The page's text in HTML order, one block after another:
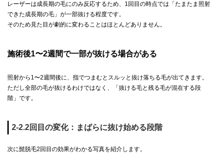
レーザーは成長期の毛にのみ反応するため、1回目の時点では「たまたま照射
できた成長期の毛」が一部抜ける程度です。
そのため見た目が劇的に変わることはほとんどありません。
施術後1〜2週間で一部が抜ける場合がある
照射から1〜2週間後に、指でつまむとスルッと抜け落ちる毛が出てきます。
ただし全部の毛が抜けるわけではなく、「抜ける毛と残る毛が混在する段
階」です。
2-2.2回目の変化：まばらに抜け始める段階
次に髭脱毛2回目の効果がわかる写真を紹介します。